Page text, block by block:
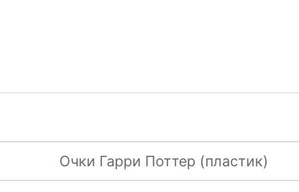
Очки Гарри Поттер (пластик)